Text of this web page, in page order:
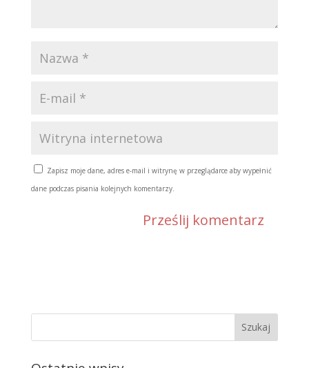
Zapisz moje dane, adres e-mail i witrynę w przeglądarce aby wypełnić
dane podczas pisania kolejnych komentarzy.